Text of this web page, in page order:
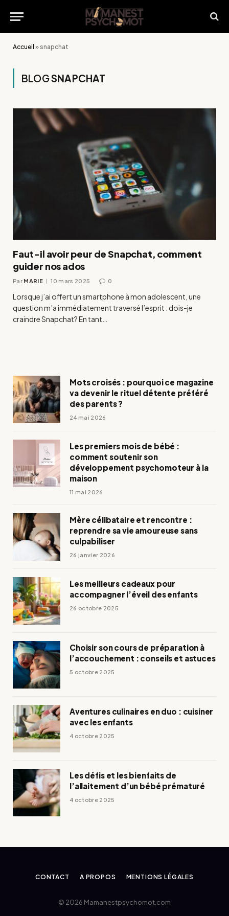
Accueil »snapchat
BLOGSNAPCHAT
Faut-il avoir peur de Snapchat, comment
guider nos ados
Par MARIE 10 mars 2025 0
Lorsque j’ai offert un smartphone à mon adolescent, une
question m’a immédiatement traversé l’esprit : dois-je
craindre Snapchat? En tant…
Mots croisés : pourquoi ce magazine
va devenir le rituel détente préféré
des parents ?
24 mai 2026
Les premiers mois de bébé :
comment soutenir son
développement psychomoteur à la
maison
11 mai 2026
Mère célibataire et rencontre :
reprendre sa vie amoureuse sans
culpabiliser
26 janvier 2026
Les meilleurs cadeaux pour
accompagner l’éveil des enfants
26 octobre 2025
Choisir son cours de préparation à
l’accouchement : conseils et astuces
5 octobre 2025
Aventures culinaires en duo : cuisiner
avec les enfants
4 octobre 2025
Les défis et les bienfaits de
l’allaitement d’un bébé prématuré
4 octobre 2025
CONTACT A PROPOS MENTIONS LÉGALES
© 2026 Mamanestpsychomot.com